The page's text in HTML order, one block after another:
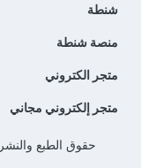
شنطة
منصة شنطة
متجر الكتروني
متجر إلكتروني مجاني
حقوق الطبع والنشر